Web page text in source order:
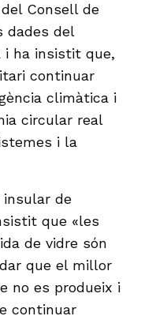
Consell de
dades del
i ha insistit que,
continuar
climàtica i
circular real
i la
insular de
que «les
de vidre són
que el millor
no es produeix i
continuar